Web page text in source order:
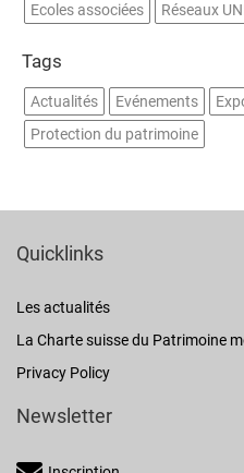
Ecoles associées
Réseaux
Tags
Actualités Evénements
Protection du patrimoine
Quicklinks
Les actualités
La Charte suisse du Patrimoine
Privacy Policy
Newsletter